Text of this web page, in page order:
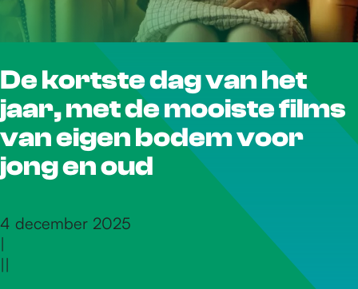
r
d
e
De kortste dag van het
jaar, met de mooiste films
van eigen bodem voor
jong en oud
4 december 2025
|
||